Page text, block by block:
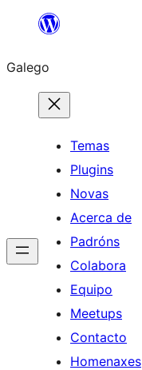
Saltar
contido
Galego
Temas
Plugins
Novas
Acerca de
Padróns
Colabora
Equipo
Meetups
Contacto
Homenaxes